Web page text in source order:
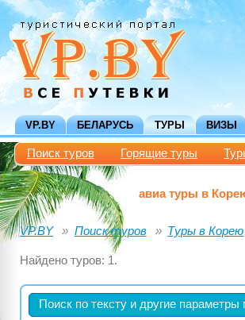
VP.BY БЕЛАРУСЬ ТУРЫ ВИЗЫ
Поиск туров Горящие туры
авиа туры в
VP.BY Поиск туров Туры в Корею
Найдено туров: 1.
Поиск по тексту и другие параметры